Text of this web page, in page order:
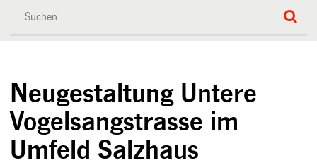
Neugestaltung Untere
Vogelsangstrasse im
Umfeld Salzhaus